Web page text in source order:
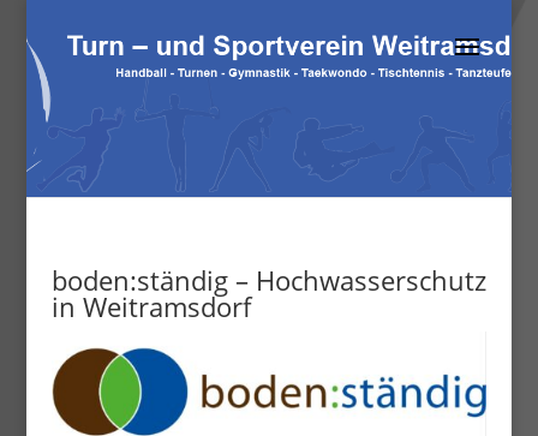
boden:ständig – Hochwasserschutz
in Weitramsdorf